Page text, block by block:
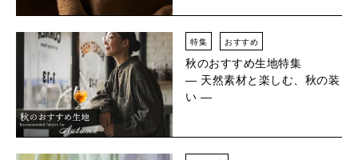
特集 おすすめ
秋のおすすめ生地特集
― 天然素材と楽しむ、秋の装
い ―